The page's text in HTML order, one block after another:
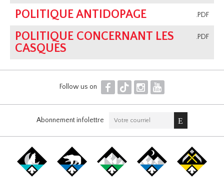
.PDF
POLITIQUE ANTIDOPAGE
.PDF
POLITIQUE CONCERNANT LES
CASQUES
Follow us on F T I Y
Abonnement infolettre